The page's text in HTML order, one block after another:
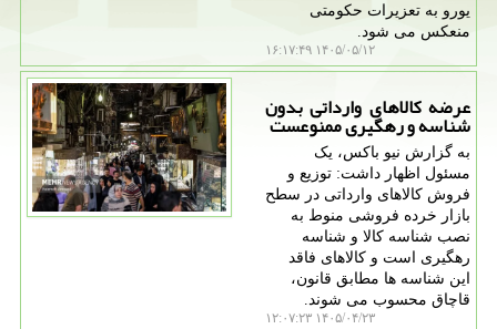
یورو به تعزیرات حکومتی
منعکس می شود.
۱۴۰۵/۰۵/۱۲ ۱۶:۱۷:۴۹
عرضه کالاهای وارداتی بدون
شناسه و رهگیری ممنوعست
به گزارش نیو باکس، یک
مسئول اظهار داشت: توزیع و
فروش کالاهای وارداتی در سطح
بازار خرده فروشی منوط به
نصب شناسه کالا و شناسه
رهگیری است و کالاهای فاقد
این شناسه ها مطابق قانون،
قاچاق محسوب می شوند.
۱۴۰۵/۰۴/۲۳ ۱۲:۰۷:۲۳